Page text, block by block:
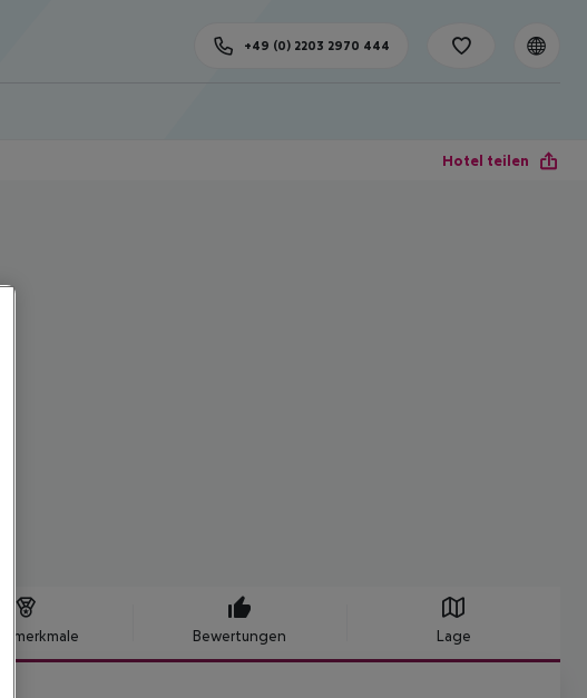
+49 (0) 2203 2970 444
Hotel teilen
Bewertungen Lage